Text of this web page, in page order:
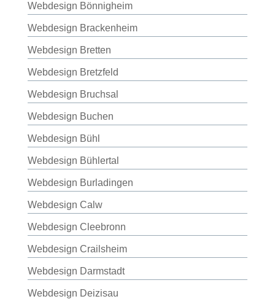
Webdesign Bönnigheim
Webdesign Brackenheim
Webdesign Bretten
Webdesign Bretzfeld
Webdesign Bruchsal
Webdesign Buchen
Webdesign Bühl
Webdesign Bühlertal
Webdesign Burladingen
Webdesign Calw
Webdesign Cleebronn
Webdesign Crailsheim
Webdesign Darmstadt
Webdesign Deizisau